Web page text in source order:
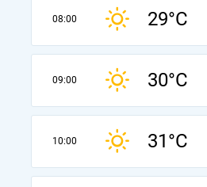
08:00 29°C
09:00 30°C
10:00 31°C